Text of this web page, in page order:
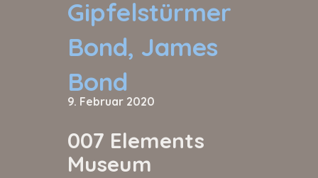
Gipfelstürmer
Bond, James
Bond
9. Februar 2020
007 Elements
Museum